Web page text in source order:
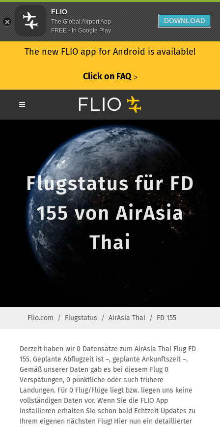
The new FLIO app for Android is available!
Click on FAQ ᐳ
Flugstatus für FD
155 von AirAsia
Thai
Flio.com Flugstatus AirAsia Thai FD 155
Derzeit haben wir 0 Datensätze zum AirAsia Thai Flug FD
155. Geplante Abflugzeit ist –, geplante Ankunftszeit –.
Gemäß unserer Daten gab es bei diesem Flug 0
Verspätungen, 0 pünktliche oder auch frühere
Landungen. Für 0 Flug/Flüge liegt bzw. liegen uns keine
vollständigen Daten vor. Wenn Sie die FLIO App
installieren erhalten Sie schon bald Echtzeit Updates zu
Ihrem eigenen nächsten Flug! Hier nun ein detaillierter
FLIO
The Global Airport App
FREE - In Google Play
DOWNLOAD